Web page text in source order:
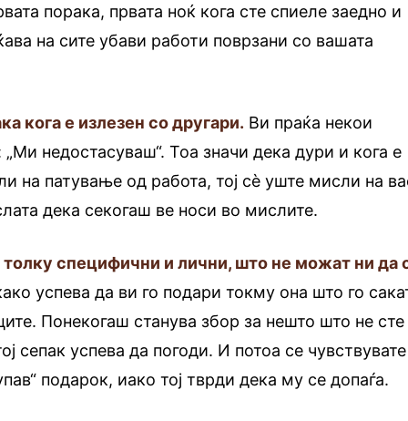
порака, првата ноќ кога сте спиеле заедно и
на сите убави работи поврзани со вашата
кога е излезен со другари. Ви праќа некои
недостасуваш“. Тоа значи дека дури и кога е
на патување од работа, тој сѐ уште мисли на
дека секогаш ве носи во мислите.
специфични и лични, што не можат ни да
успева да ви го подари токму она што го
Понекогаш станува збор за нешто што не сте
сепак успева да погоди. И потоа се чувствувате
подарок, иако тој тврди дека му се допаѓа.